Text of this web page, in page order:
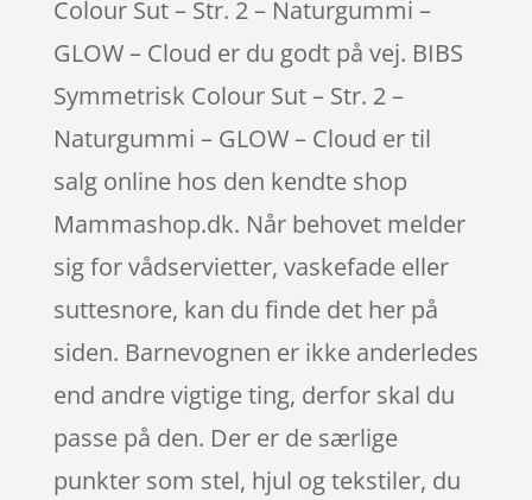
Colour Sut – Str. 2 – Naturgummi –
GLOW – Cloud er du godt på vej. BIBS
Symmetrisk Colour Sut – Str. 2 –
Naturgummi – GLOW – Cloud er til
salg online hos den kendte shop
Mammashop.dk. Når behovet melder
sig for vådservietter, vaskefade eller
suttesnore, kan du finde det her på
siden. Barnevognen er ikke anderledes
end andre vigtige ting, derfor skal du
passe på den. Der er de særlige
punkter som stel, hjul og tekstiler, du